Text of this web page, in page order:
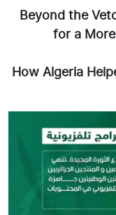
Beyond the
for a
How Algeria